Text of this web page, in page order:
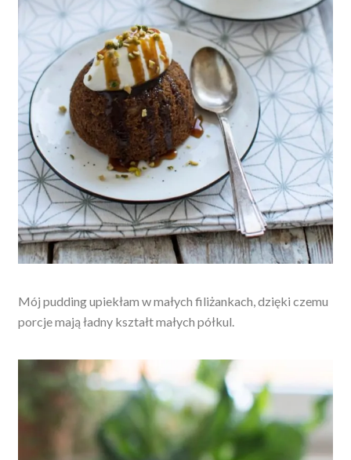
Mój pudding upiekłam w małych filiżankach, dzięki czemu
porcje mają ładny kształt małych półkul.